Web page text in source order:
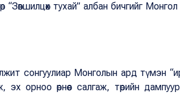
“Зөвшилцөх тухай” албан бичгийг
сонгуулиар Монголын ард түмэн
орноо өрнөөс салгаж, төрийн